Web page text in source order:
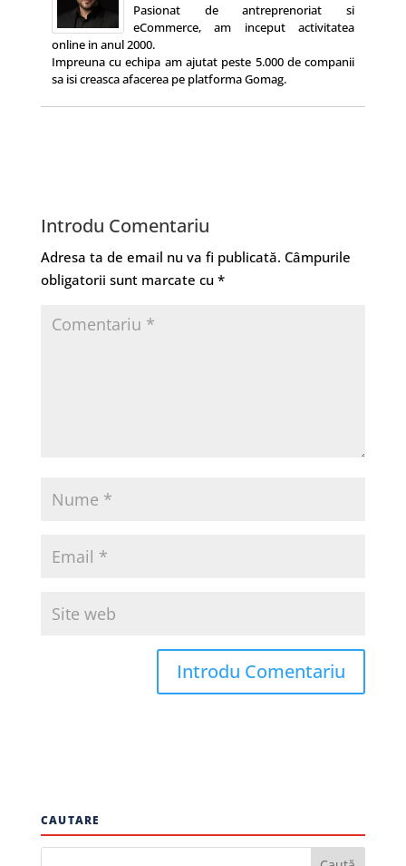
Pasionat de antreprenoriat si
eCommerce, am inceput activitatea
online in anul 2000.
Impreuna cu echipa am ajutat peste 5.000 de companii
sa isi creasca afacerea pe platforma Gomag.
Introdu Comentariu
Adresa ta de email nu va fi publicată. Câmpurile
obligatorii sunt marcate cu *
CAUTARE